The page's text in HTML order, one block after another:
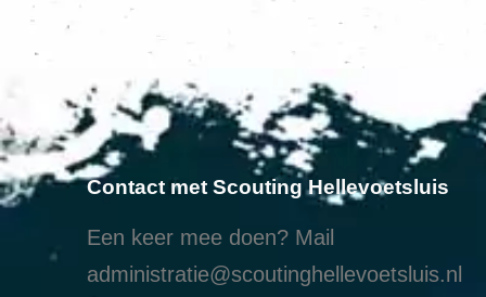
Contact met Scouting Hellevoetsluis
Een keer mee doen? Mail
administratie@scoutinghellevoetsluis.nl